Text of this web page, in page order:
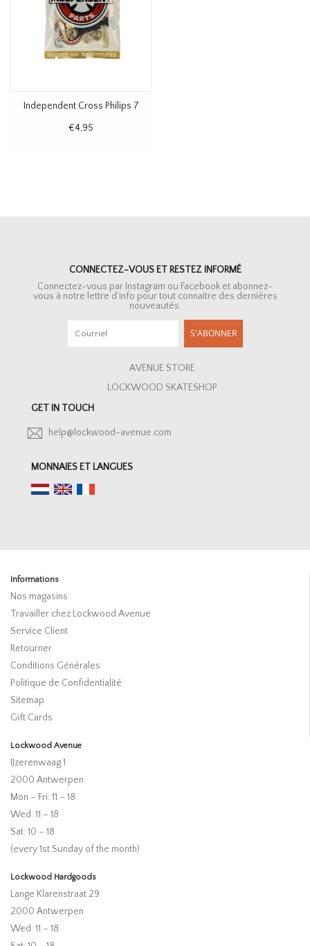
Independent Cross Philips 7
€4,95
CONNECTEZ-VOUS ET RESTEZ INFORMÉ
Connectez-vous par Instagram ou Facebook et abonnez-
vous à notre lettre d’info pour tout connaître des dernières
nouveautés.
S'ABONNER
AVENUE STORE
LOCKWOOD SKATESHOP
GET IN TOUCH
help@lockwood-avenue.com
MONNAIES ET LANGUES
Informations
Nos magasins
Travailler chez Lockwood Avenue
Service Client
Retourner
Conditions Générales
Politique de Confidentialité
Sitemap
Gift Cards
Lockwood Avenue
IJzerenwaag 1
2000 Antwerpen
Mon – Fri: 11 – 18
Wed: 11 – 18
Sat: 10 – 18
(every 1st Sunday of the month)
Lockwood Hardgoods
Lange Klarenstraat 29
2000 Antwerpen
Wed: 11 – 18